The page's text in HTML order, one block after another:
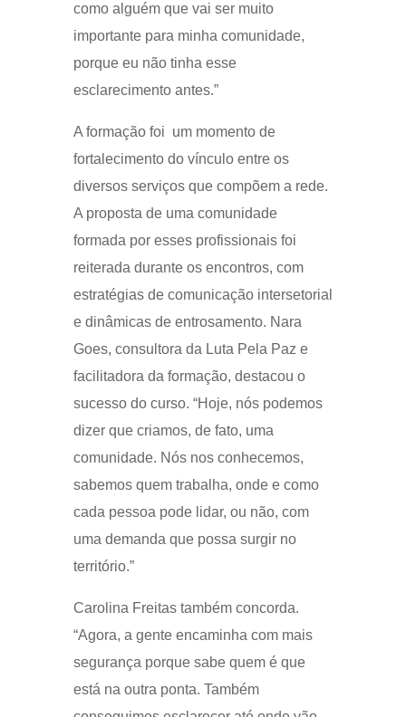
como alguém que vai ser muito
importante para minha comunidade,
porque eu não tinha esse
esclarecimento antes.”
A formação foi um momento de
fortalecimento do vínculo entre os
diversos serviços que compõem a rede.
A proposta de uma comunidade
formada por esses profissionais foi
reiterada durante os encontros, com
estratégias de comunicação intersetorial
e dinâmicas de entrosamento. Nara
Goes, consultora da Luta Pela Paz e
facilitadora da formação, destacou o
sucesso do curso. “Hoje, nós podemos
dizer que criamos, de fato, uma
comunidade. Nós nos conhecemos,
sabemos quem trabalha, onde e como
cada pessoa pode lidar, ou não, com
uma demanda que possa surgir no
território.”
Carolina Freitas também concorda.
“Agora, a gente encaminha com mais
segurança porque sabe quem é que
está na outra ponta. Também